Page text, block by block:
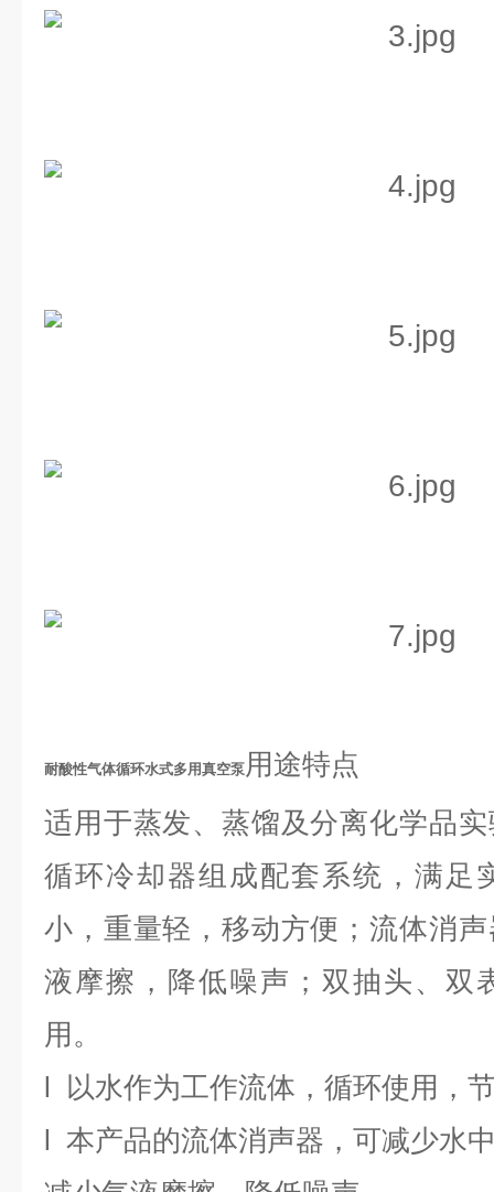
耐酸性气体循环水式多用真空泵用途特点
适用于蒸发、蒸馏及分离化学品
循环冷却器组成配套系统，满足
小，重量轻，移动方便；流体消
液摩擦，降低噪声；双抽头、双
用。
l 以水作为工作流体， 循环使用，
l 本产品的流体消声器，可减少水